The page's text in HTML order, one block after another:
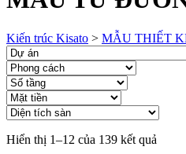
Kiến trúc Kisato > MẪU THIẾT
Hiển thị 1–12 của 139 kết quả